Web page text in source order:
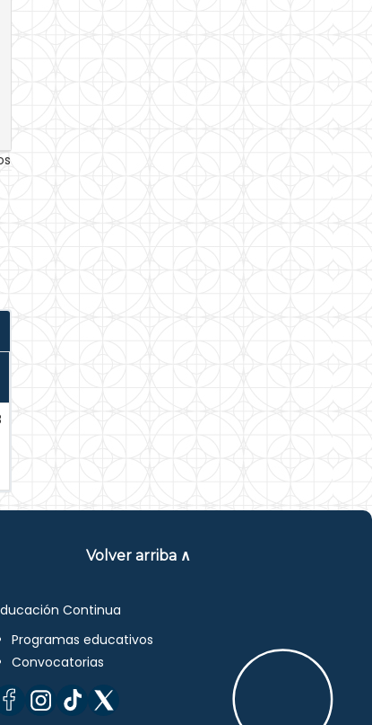
Volver arriba ∧
Continua
Programas educativos
Convocatorias